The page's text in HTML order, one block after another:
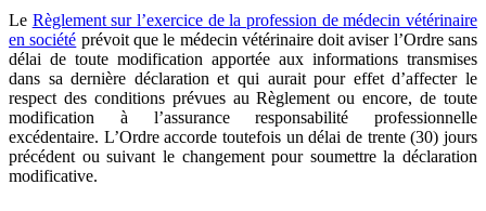
Le Règlement sur l’exercice de la profession de médecin vétérinaire
en société prévoit que le médecin vétérinaire doit aviser l’Ordre sans
délai de toute modification apportée aux informations transmises
dans sa dernière déclaration et qui aurait pour effet d’affecter le
respect des conditions prévues au Règlement ou encore, de toute
modification à l’assurance responsabilité professionnelle
excédentaire. L’Ordre accorde toutefois un délai de trente (30) jours
précédent ou suivant le changement pour soumettre la déclaration
modificative.